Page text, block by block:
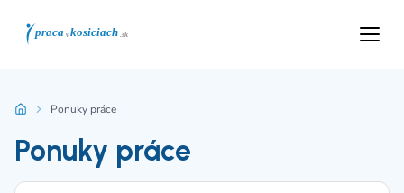
Ponuky práce
Ponuky práce